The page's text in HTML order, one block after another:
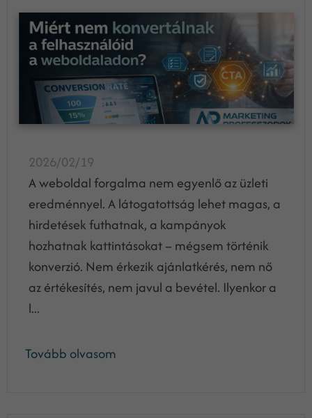
2026/02/19
A weboldal forgalma nem egyenlő az üzleti
eredménnyel. A látogatottság lehet magas, a
hirdetések futhatnak, a kampányok
hozhatnak kattintásokat – mégsem történik
konverzió. Nem érkezik ajánlatkérés, nem nő
az értékesítés, nem javul a bevétel. Ilyenkor a
l...
Tovább olvasom